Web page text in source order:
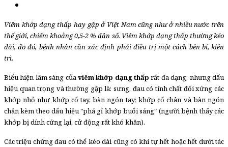
Viêm khớp dạng thấp hay gặp ở Việt Nam cũng như ở nhiều nước trên
thế giới, chiếm khoảng 0,5-2 % dân số. Viêm khớp dạng thấp thường kéo
dài, do đó, bệnh nhân cần xác định phải điều trị một cách bền bỉ, kiên
trì.
Biểu hiện lâm sàng củaviêm khớp dạng thấp rất đa dạng, nhưng dấu
hiệu quan trọng và thường gặp là: sưng, đau có tính chất đối xứng các
khớp nhỏ như khớp cổ tay, bàn ngón tay; khớp cổ chân và bàn ngón
chân kèm theo dấu hiệu "phá gỉ khớp buổi sáng" (người bệnh thấy các
khớp bị dính cứng lại, cử động rất khó khăn).
Các triệu chứng đau có thể kéo dài cũng có khi tự hết hoặc hết dưới tác